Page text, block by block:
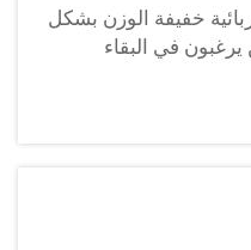
خفيفة الوزن بشكل
في البقاء
الحياة اليومية. كيف
فائقة الخفة: نقدِّم